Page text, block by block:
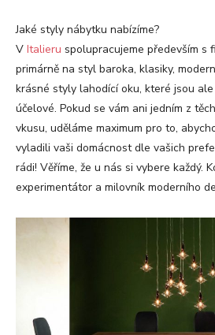
Jaké styly nábytku nabízíme?
V Italieru spolupracujeme především s
primárně na styl baroka, klasiky,
krásné styly lahodící oku, které jsou
účelové. Pokud se vám ani jedním z
vkusu, uděláme maximum pro to,
vyladili vaši domácnost dle vašich
rádi! Věříme, že u nás si vybere každý.
experimentátor a milovník moderního